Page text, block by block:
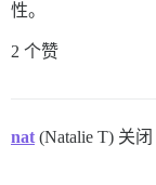
性。
2 个赞
nat (Natalie T) 关闭